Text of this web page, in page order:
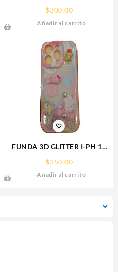
$300.00
Añadir al carrito
FUNDA 3D GLITTER I-PH 15
IPHONE PROTECTOR
FUNCASE
$350.00
Añadir al carrito